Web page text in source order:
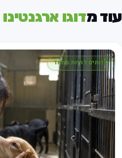
עוד מדוגו ארגנטינו
שרותים לחיות מחמד